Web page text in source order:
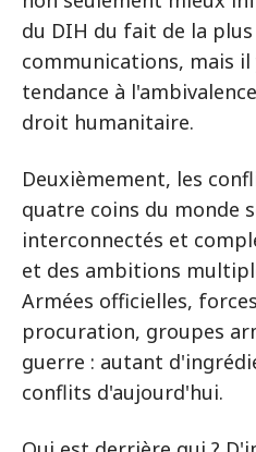
du DIH du fait de la
communications, mais il
tendance à
droit humanitaire.
Deuxièmement, les
quatre coins du monde
interconnectés et
et des ambitions
Armées officielles,
procuration, groupes
guerre : autant
conflits d'aujourd'hui.